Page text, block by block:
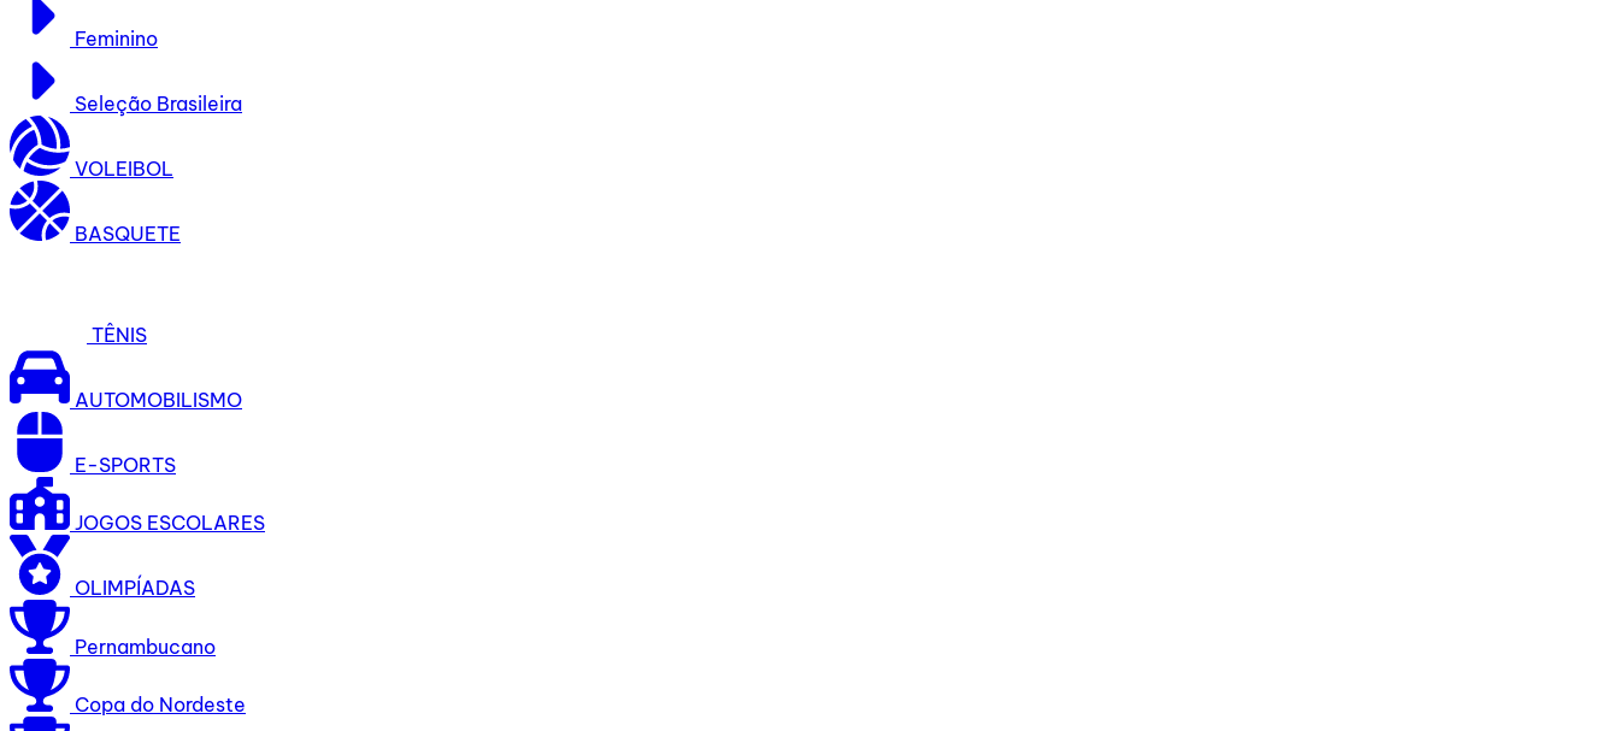
Feminino
Seleção Brasileira
VOLEIBOL
BASQUETE
TÊNIS
AUTOMOBILISMO
E-SPORTS
JOGOS ESCOLARES
OLIMPÍADAS
Pernambucano
Copa do Nordeste